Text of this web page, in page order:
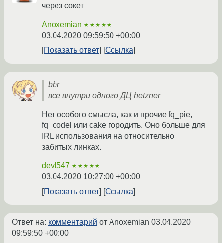
через сокет
Anoxemian ★★★★★
03.04.2020 09:59:50 +00:00
Показать ответ
Ссылка
bbr
все внутри одного ДЦ hetzner
Нет особого смысла, как и прочие fq_pie,
fq_codel или cake городить. Оно больше для
IRL использования на относительно
забитых линках.
devl547 ★★★★★
03.04.2020 10:27:00 +00:00
Показать ответ
Ссылка
Ответ на: комментарий от Anoxemian 03.04.2020
09:59:50 +00:00